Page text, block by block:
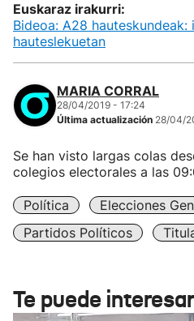
Euskaraz irakurri:
Bideoa: A28
hauteslekuetan
MARIA CORRAL
28/04/2019 - 17:24
Última actualización 28/04/
Se han visto largas colas
colegios electorales a las
Política Elecciones
Partidos Políticos
Te puede interesar